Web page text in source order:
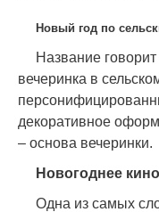
Новый год по
Название
вечеринка в
декоративное
– основа вечеринки.
Новогоднее
Одна из самых